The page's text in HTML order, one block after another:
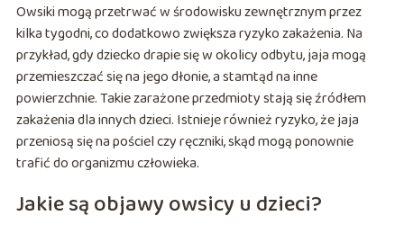
Owsiki mogą przetrwać w środowisku zewnętrznym przez
kilka tygodni, co dodatkowo zwiększa ryzyko zakażenia. Na
przykład, gdy dziecko drapie się w okolicy odbytu, jaja mogą
przemieszczać się na jego dłonie, a stamtąd na inne
powierzchnie. Takie zarażone przedmioty stają się źródłem
zakażenia dla innych dzieci. Istnieje również ryzyko, że jaja
przeniosą się na pościel czy ręczniki, skąd mogą ponownie
trafić do organizmu człowieka.
Jakie są objawy owsicy u dzieci?